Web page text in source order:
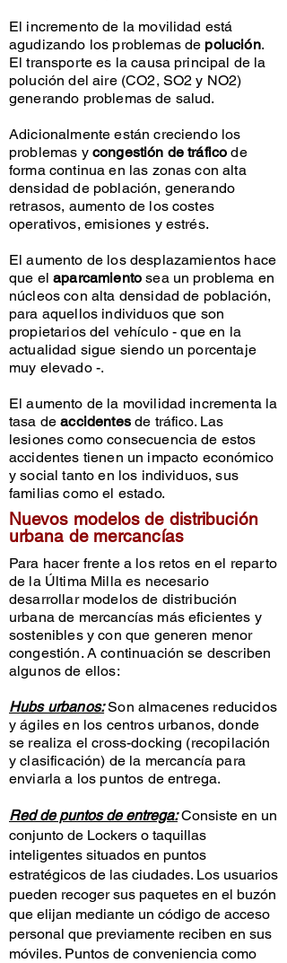
El incremento de la movilidad está
agudizando los problemas de polución.
El transporte es la causa principal de la
polución del aire (CO2, SO2 y NO2)
generando problemas de salud.
Adicionalmente están creciendo los
problemas y congestión de tráfico de
forma continua en las zonas con alta
densidad de población, generando
retrasos, aumento de los costes
operativos, emisiones y estrés.
El aumento de los desplazamientos hace
que elaparcamiento sea un problema en
núcleos con alta densidad de población,
para aquellos individuos que son
propietarios del vehículo - que en la
actualidad sigue siendo un porcentaje
muy elevado -.
El aumento de la movilidad incrementa la
tasa deaccidentesde tráfico. Las
lesiones como consecuencia de estos
accidentes tienen un impacto económico
y social tanto en los individuos, sus
familias como el estado.
Nuevos modelos de distribución
urbana de mercancías
Para hacer frente a los retos en el reparto
de la Última Milla es necesario
desarrollar modelos de distribución
urbana de mercancías más eficientes y
sostenibles y con que generen menor
congestión. A continuación se describen
algunos de ellos:
Hubs urbanos:Son almacenes reducidos
y ágiles en los centros urbanos, donde
se realiza el cross-docking (recopilación
y clasificación) de la mercancía para
enviarla a los puntos de entrega.
Red de puntos de entrega:Consiste en un
conjunto de Lockers o taquillas
inteligentes situados en puntos
estratégicos de las ciudades. Los usuarios
pueden recoger sus paquetes en el buzón
que elijan mediante un código de acceso
personal que previamente reciben en sus
móviles. Puntos de conveniencia como